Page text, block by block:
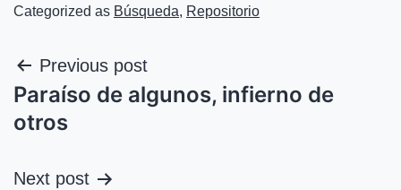
Categorized as Búsqueda, Repositorio
Previous post
Paraíso de algunos, infierno de
otros
Next post